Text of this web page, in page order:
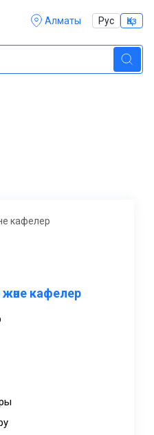
Алматы Рус Қаз
кафелер